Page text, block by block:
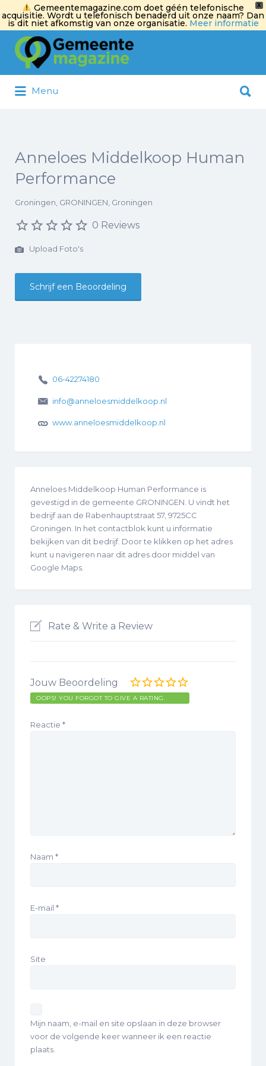
X
Gemeentemagazine.com doet géén telefonische
acquisitie. Wordt u telefonisch benaderd uit onze naam? Dan
is dit niet afkomstig van onze organisatie. Meer informatie
Zoek
naar:
Menu
naar:
Anneloes Middelkoop Human
Performance
Groningen, GRONINGEN, Groningen
0 Reviews
Upload Foto's
Schrijf een Beoordeling
06-42274180
info@anneloesmiddelkoop.nl
www.anneloesmiddelkoop.nl
Anneloes Middelkoop Human Performance is
gevestigd in de gemeente GRONINGEN. U vindt het
bedrijf aan de Rabenhauptstraat 57, 9725CC
Groningen. In het contactblok kunt u informatie
bekijken van dit bedrijf. Door te klikken op het adres
kunt u navigeren naar dit adres door middel van
Google Maps.
Rate & Write a Review
Jouw Beoordeling
OOPS! YOU FORGOT TO GIVE A RATING.
Reactie *
Naam *
E-mail *
Site
Mijn naam, e-mail en site opslaan in deze browser
voor de volgende keer wanneer ik een reactie
plaats.